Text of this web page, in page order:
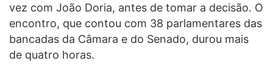
vez com João Doria, antes de tomar a decisão. O
encontro, que contou com 38 parlamentares das
bancadas da Câmara e do Senado, durou mais
de quatro horas.